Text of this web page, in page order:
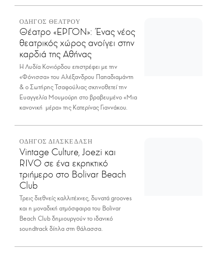
ΟΔΗΓΟΣ ΘΕΑΤΡΟΥ
Θέατρο «ΕΡΓΟΝ»: Ένας νέος
θεατρικός χώρος ανοίγει στην
καρδιά της Αθήνας
Η Λυδία Κονιόρδου επιστρέφει με την
«Φόνισσα» του Αλέξανδρου Παπαδιαμάντη
& ο Σωτήρης Τσαφούλιας σκηνοθετεί την
Ευαγγελία Μουμούρη στο βραβευμένο «Μια
κανονική μέρα» της Κατερίνας Γιαννάκου.
ΟΔΗΓΟΣ ΔΙΑΣΚΕΔΑΣΗ
Vintage Culture, Joezi και
RIVO σε ένα εκρηκτικό
τριήμερο στο Bolivar Beach
Club
Τρεις διεθνείς καλλιτέχνες, δυνατά grooves
και η μοναδική ατμόσφαιρα του Bolivar
Beach Club δημιουργούν το ιδανικό
soundtrack δίπλα στη θάλασσα.